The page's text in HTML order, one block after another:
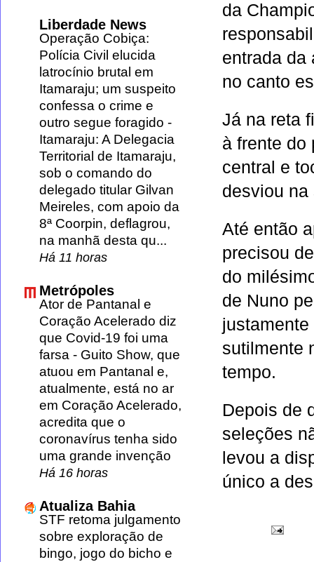
da
entrada da
no canto
Já na reta
à frente do
central e
desviou
Até então
precisou
do
de Nuno
sutilmente
tempo.
Depois de
seleções
levou a
único a
Liberdade News
Operação Cobiça:
Polícia Civil elucida
latrocínio brutal em
Itamaraju; um suspeito
confessa o crime e
outro segue foragido -
Itamaraju: A Delegacia
Territorial de Itamaraju,
sob o comando do
delegado titular Gilvan
Meireles, com apoio da
8ª Coorpin, deflagrou,
na manhã desta qu...
Há 11 horas
Metrópoles
Ator de Pantanal e
Coração Acelerado diz
que Covid-19 foi uma
farsa - Guito Show, que
atuou em Pantanal e,
atualmente, está no ar
em Coração Acelerado,
acredita que o
coronavírus tenha sido
uma grande invenção
Há 16 horas
Atualiza Bahia
STF retoma julgamento
sobre exploração de
bingo, jogo do bicho e